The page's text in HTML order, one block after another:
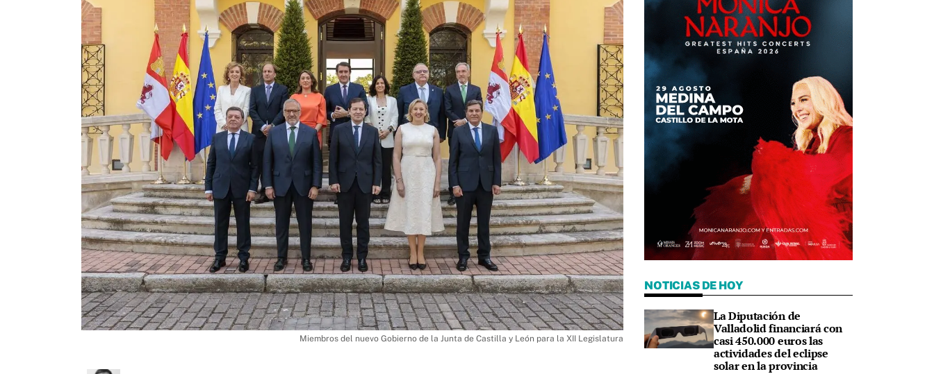
Miembros del nuevo Gobierno de la Junta de Castilla y León para la XII Legislatura
NOTICIAS DE HOY
La Diputación de
Valladolid financiará con
casi 450.000 euros las
actividades del eclipse
solar en la provincia